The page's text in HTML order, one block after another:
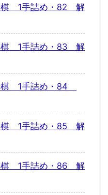
棋 1手詰め・82 解
棋 1手詰め・83 解
棋 1手詰め・84
棋 1手詰め・85 解
棋 1手詰め・86 解